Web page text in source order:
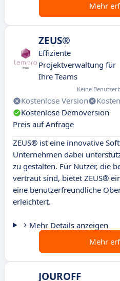
Mehr
ZEUS®
Effiziente
Projektverwaltung für
Ihre Teams
Keine
Kostenlose Version
Kostenlose Demoversion
Preis auf Anfrage
ZEUS® ist eine innovative
Unternehmen dabei
zu gestalten. Für Nutzer, die
vertraut sind, bietet ZEUS®
eine benutzerfreundliche
erleichtert.
Mehr Details anzeigen
Mehr
JOUROFF